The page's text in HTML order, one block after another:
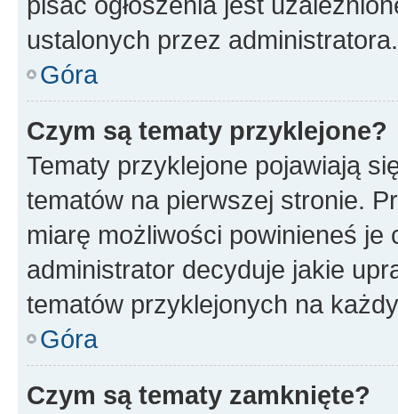
ustalonych przez administratora.
Góra
Czym są tematy przyklejone?
Tematy przyklejone pojawiają
tematów na pierwszej stronie.
miarę możliwości powinieneś je
administrator decyduje jakie
tematów przyklejonych na
Góra
Czym są tematy zamknięte?